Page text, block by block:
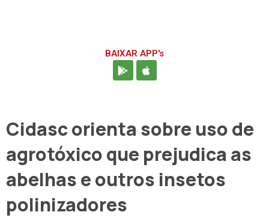
BAIXAR APP's
Cidasc orienta sobre uso de
agrotóxico que prejudica as
abelhas e outros insetos
polinizadores